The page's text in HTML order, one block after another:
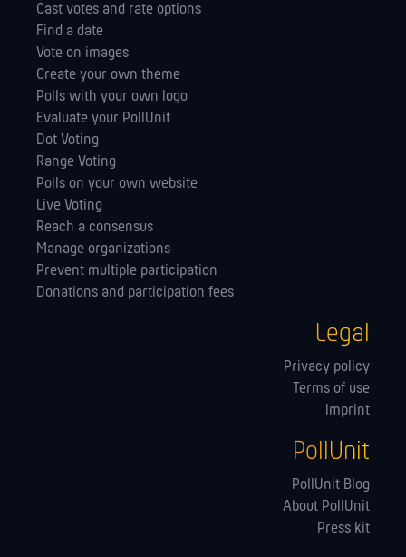
Cast votes and rate options
Find a date
Vote on images
Create your own theme
Polls with your own logo
Evaluate your PollUnit
Dot Voting
Range Voting
Polls on your own website
Live Voting
Reach a consensus
Manage orga­nizations
Prevent multiple participation
Donations and participation fees
Legal
Privacy policy
Terms of use
Imprint
PollUnit
PollUnit Blog
About PollUnit
Press kit